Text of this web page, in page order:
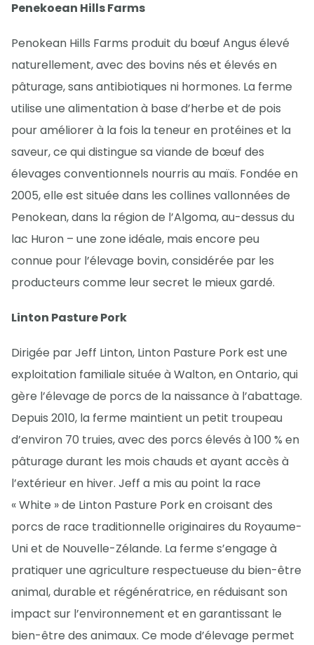
Penekoean Hills Farms
Penokean Hills Farms produit du bœuf Angus élevé
naturellement, avec des bovins nés et élevés en
pâturage, sans antibiotiques ni hormones. La ferme
utilise une alimentation à base d’herbe et de pois
pour améliorer à la fois la teneur en protéines et la
saveur, ce qui distingue sa viande de bœuf des
élevages conventionnels nourris au maïs. Fondée en
2005, elle est située dans les collines vallonnées de
Penokean, dans la région de l’Algoma, au-dessus du
lac Huron – une zone idéale, mais encore peu
connue pour l’élevage bovin, considérée par les
producteurs comme leur secret le mieux gardé.
Linton Pasture Pork
Dirigée par Jeff Linton, Linton Pasture Pork est une
exploitation familiale située à Walton, en Ontario, qui
gère l’élevage de porcs de la naissance à l’abattage.
Depuis 2010, la ferme maintient un petit troupeau
d’environ 70 truies, avec des porcs élevés à 100 % en
pâturage durant les mois chauds et ayant accès à
l’extérieur en hiver. Jeff a mis au point la race
« White » de Linton Pasture Pork en croisant des
porcs de race traditionnelle originaires du Royaume-
Uni et de Nouvelle-Zélande. La ferme s’engage à
pratiquer une agriculture respectueuse du bien-être
animal, durable et régénératrice, en réduisant son
impact sur l’environnement et en garantissant le
bien-être des animaux. Ce mode d’élevage permet